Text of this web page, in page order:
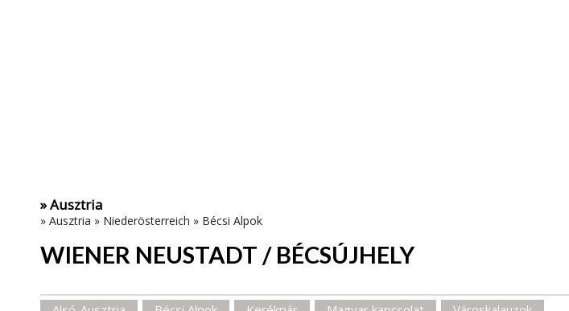
» Ausztria
» Ausztria » Niederösterreich » Bécsi Alpok
WIENER NEUSTADT / BÉCSÚJHELY